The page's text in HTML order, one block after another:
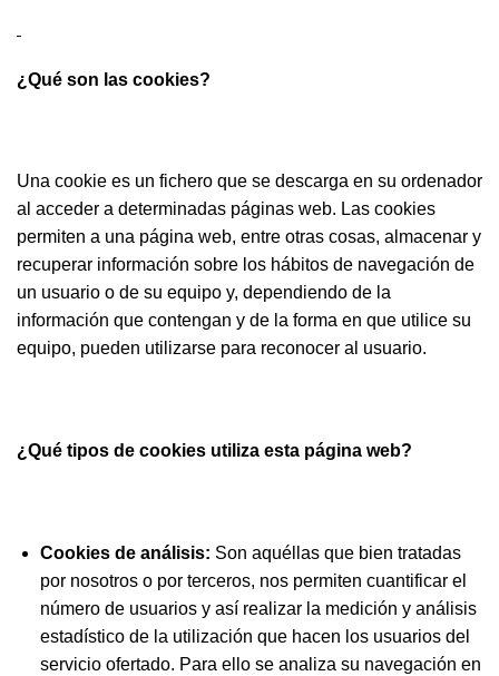
¿Qué son las cookies?
Una cookie es un fichero que se descarga en su ordenador
al acceder a determinadas páginas web. Las cookies
permiten a una página web, entre otras cosas, almacenar y
recuperar información sobre los hábitos de navegación de
un usuario o de su equipo y, dependiendo de la
información que contengan y de la forma en que utilice su
equipo, pueden utilizarse para reconocer al usuario.
¿Qué tipos de cookies utiliza esta página web?
Cookies de análisis: Son aquéllas que bien tratadas
por nosotros o por terceros, nos permiten cuantificar el
número de usuarios y así realizar la medición y análisis
estadístico de la utilización que hacen los usuarios del
servicio ofertado. Para ello se analiza su navegación en